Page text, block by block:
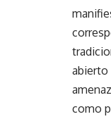
abierto
como